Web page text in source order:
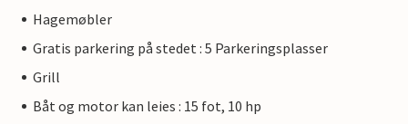
Hagemøbler
Gratis parkering på stedet : 5 Parkeringsplasser
Grill
Båt og motor kan leies : 15 fot, 10 hp